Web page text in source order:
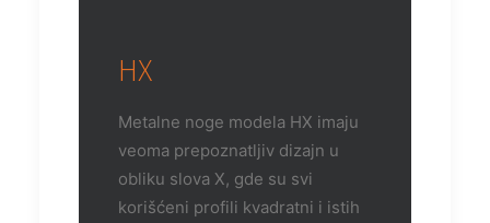
HX
Metalne noge modela HX imaju
veoma prepoznatljiv dizajn u
obliku slova X, gde su svi
korišćeni profili kvadratni i istih